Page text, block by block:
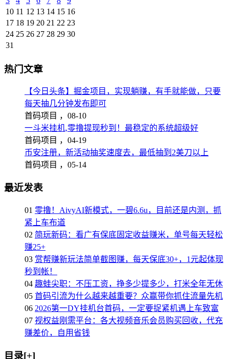
10 11 12 13 14 15 16
17 18 19 20 21 22 23
24 25 26 27 28 29 30
31
热门文章
【今日头条】掘金项目，实现躺赚，有手就能做，只要
每天抽几分钟发布即可
首码项目 ， 08-10
一斗米挂机,零撸提现秒到！最稳定的系统超级好
首码项目 ， 04-19
币安注册，新活动抽奖速度去，最低抽到2美刀以上
首码项目 ， 05-14
最近发表
01 零撸！AivyAI新模式，一碧6.6u，目前还是内测，抓
紧上车布道
02 简玩新码：看广有保底固定收益赚米，单号每天轻松
赚25+
03 赏帮赚新玩法简单截图赚，每天保底30+，1元起体现
秒到帐！
04 趣蛙尖职：不压工资，挣多少提多少，打米全年无休
05 首码引流为什么越来越重要？众赢带你抓住流量先机
06 2026第一DY挂机台首码，一定要捉紧机遇上车致富
07 视权益刚需平台：各大视频音乐会员购买回收，代充
赚差价，自用省钱
目录[+]